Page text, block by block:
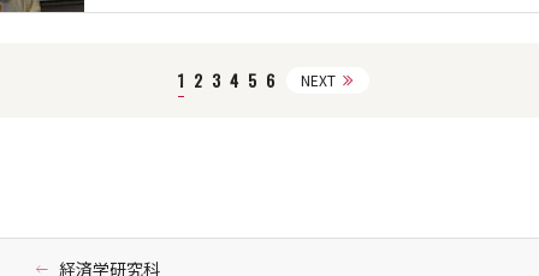
1 2 3 4 5 6 NEXT
経済学研究科